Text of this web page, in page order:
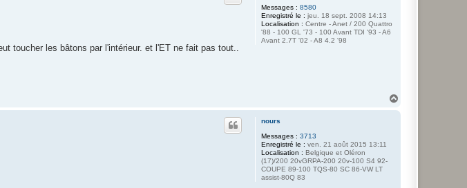
Messages : 8580
Enregistré le : jeu. 18 sept. 2008 14:13
Localisation : Centre - Anet / 200 Quattro
'88 - 100 GL '73 - 100 Avant TDI '93 - A6
Avant 2.7T '02 - A8 4.2 '98
toucher les bâtons par l'intérieur. et l'ET ne fait pas tout..
nours
Messages : 3713
Enregistré le : ven. 21 août 2015 13:11
Localisation : Belgique et Oléron
(17)/200 20vGRPA-200 20v-100 S4 92-
COUPE 89-100 TQS-80 SC 86-VW LT
assist-80Q 83